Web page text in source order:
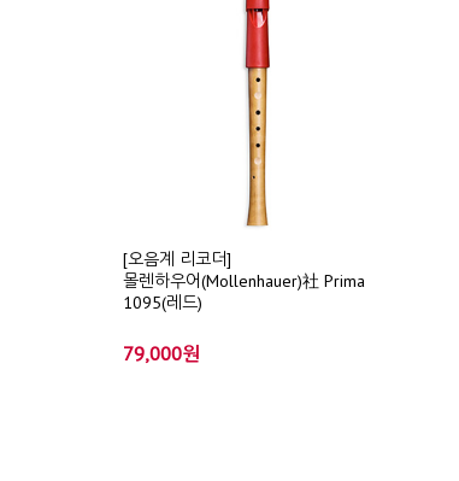
[오음계 리코더]
몰렌하우어(Mollenhauer)社 Prima
1095(레드)
79,000원